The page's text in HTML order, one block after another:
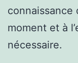
connaissance
moment et à
nécessaire.